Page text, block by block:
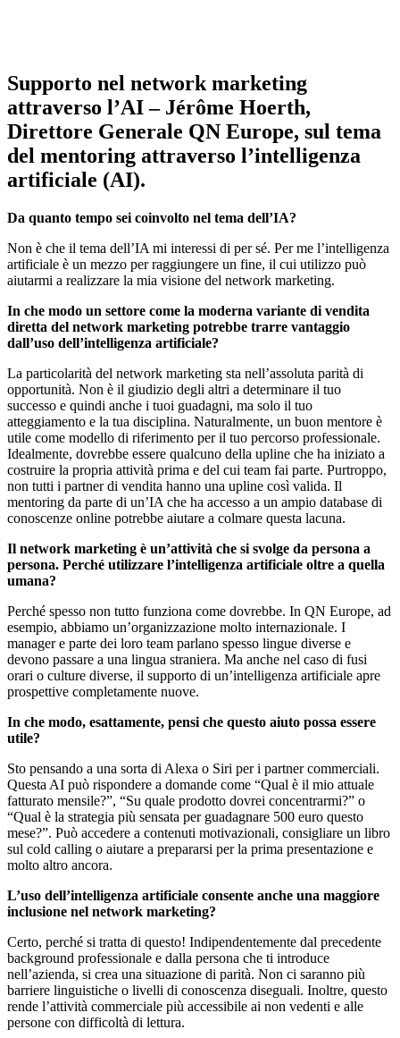
Supporto nel network marketing
attraverso l’AI – Jérôme Hoerth,
Direttore Generale QN Europe, sul tema
del mentoring attraverso l’intelligenza
artificiale (AI).
Da quanto tempo sei coinvolto nel tema dell’IA?
Non è che il tema dell’IA mi interessi di per sé. Per me l’intelligenza
artificiale è un mezzo per raggiungere un fine, il cui utilizzo può
aiutarmi a realizzare la mia visione del network marketing.
In che modo un settore come la moderna variante di vendita
diretta del network marketing potrebbe trarre vantaggio
dall’uso dell’intelligenza artificiale?
La particolarità del network marketing sta nell’assoluta parità di
opportunità. Non è il giudizio degli altri a determinare il tuo
successo e quindi anche i tuoi guadagni, ma solo il tuo
atteggiamento e la tua disciplina. Naturalmente, un buon mentore è
utile come modello di riferimento per il tuo percorso professionale.
Idealmente, dovrebbe essere qualcuno della upline che ha iniziato a
costruire la propria attività prima e del cui team fai parte. Purtroppo,
non tutti i partner di vendita hanno una upline così valida. Il
mentoring da parte di un’IA che ha accesso a un ampio database di
conoscenze online potrebbe aiutare a colmare questa lacuna.
Il network marketing è un’attività che si svolge da persona a
persona. Perché utilizzare l’intelligenza artificiale oltre a quella
umana?
Perché spesso non tutto funziona come dovrebbe. In QN Europe, ad
esempio, abbiamo un’organizzazione molto internazionale. I
manager e parte dei loro team parlano spesso lingue diverse e
devono passare a una lingua straniera. Ma anche nel caso di fusi
orari o culture diverse, il supporto di un’intelligenza artificiale apre
prospettive completamente nuove.
In che modo, esattamente, pensi che questo aiuto possa essere
utile?
Sto pensando a una sorta di Alexa o Siri per i partner commerciali.
Questa AI può rispondere a domande come “Qual è il mio attuale
fatturato mensile?”, “Su quale prodotto dovrei concentrarmi?” o
“Qual è la strategia più sensata per guadagnare 500 euro questo
mese?”. Può accedere a contenuti motivazionali, consigliare un libro
sul cold calling o aiutare a prepararsi per la prima presentazione e
molto altro ancora.
L’uso dell’intelligenza artificiale consente anche una maggiore
inclusione nel network marketing?
Certo, perché si tratta di questo! Indipendentemente dal precedente
background professionale e dalla persona che ti introduce
nell’azienda, si crea una situazione di parità. Non ci saranno più
barriere linguistiche o livelli di conoscenza diseguali. Inoltre, questo
rende l’attività commerciale più accessibile ai non vedenti e alle
persone con difficoltà di lettura.